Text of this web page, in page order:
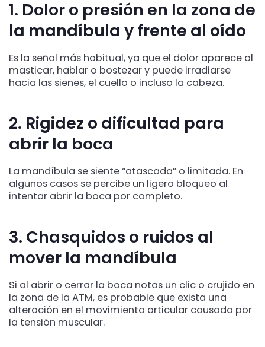
1. Dolor o presión en la zona de
la mandíbula y frente al oído
Es la señal más habitual, ya que el dolor aparece al
masticar, hablar o bostezar y puede irradiarse
hacia las sienes, el cuello o incluso la cabeza.
2. Rigidez o dificultad para
abrir la boca
La mandíbula se siente “atascada” o limitada. En
algunos casos se percibe un ligero bloqueo al
intentar abrir la boca por completo.
3. Chasquidos o ruidos al
mover la mandíbula
Si al abrir o cerrar la boca notas un clic o crujido en
la zona de la ATM, es probable que exista una
alteración en el movimiento articular causada por
la tensión muscular.